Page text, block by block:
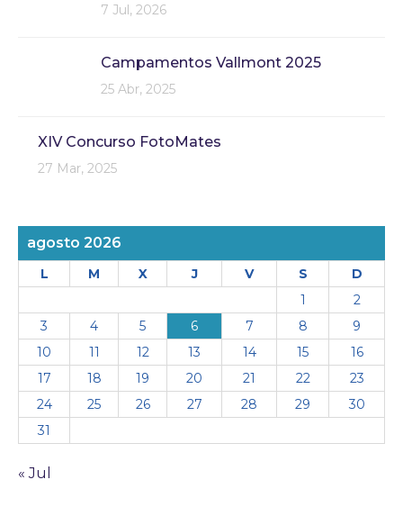
7 Jul, 2026
Campamentos Vallmont 2025
25 Abr, 2025
XIV Concurso FotoMates
27 Mar, 2025
agosto 2026
L M X J V S
D
1
2
3
4 5 6 7 8
9
10
11 12 13 14 15
16
17
18 19 20 21 22
23
24
25 26 27 28 29
30
31
« Jul